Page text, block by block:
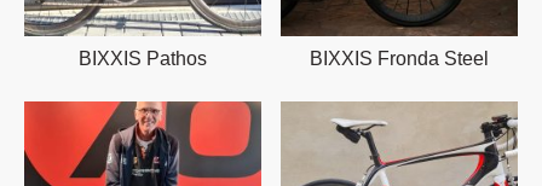
BIXXIS Pathos BIXXIS Fronda Steel